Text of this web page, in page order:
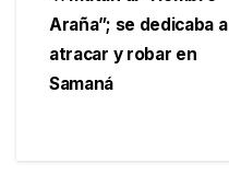
de
entradas
Araña”; se dedicaba a
atracar y robar en
Samaná